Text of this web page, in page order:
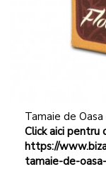
Tamaie de
Click aici pentru
https://
tamaie-de-